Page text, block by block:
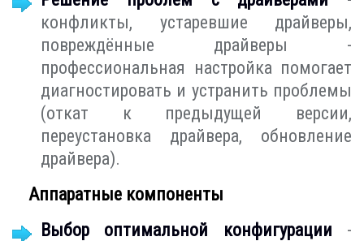
конфликты, устаревшие драйверы,
повреждённые драйверы -
профессиональная настройка помогает
диагностировать и устранить проблемы
(откат к предыдущей версии,
переустановка драйвера, обновление
драйвера).
Аппаратные компоненты
Выбор оптимальной конфигурации -